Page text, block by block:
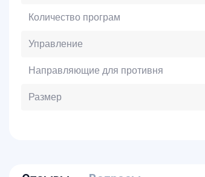
Количество програм
Управление
Направляющие для противня
Размер